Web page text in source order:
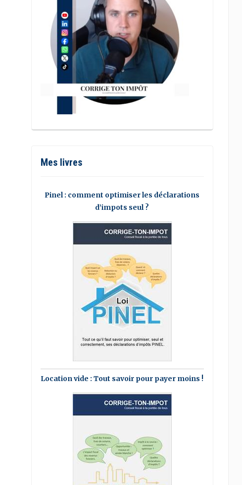
Mes livres
Pinel : comment optimiser les déclarations
d’impots seul ?
Location vide : Tout savoir pour payer moins !